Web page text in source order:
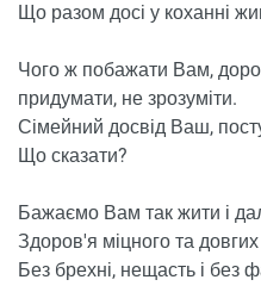
Що разом досі у коханні
Чого ж побажати Вам,
придумати, не зрозуміти.
Сімейний досвід Ваш,
Що сказати?
Бажаємо Вам так жити і
Здоров'я міцного та довгих
Без брехні, нещасть і без